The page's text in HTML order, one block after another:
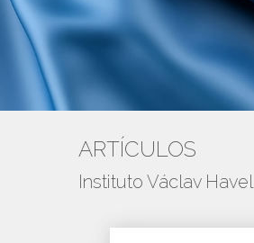
ARTÍCULOS
Instituto Václav Havel